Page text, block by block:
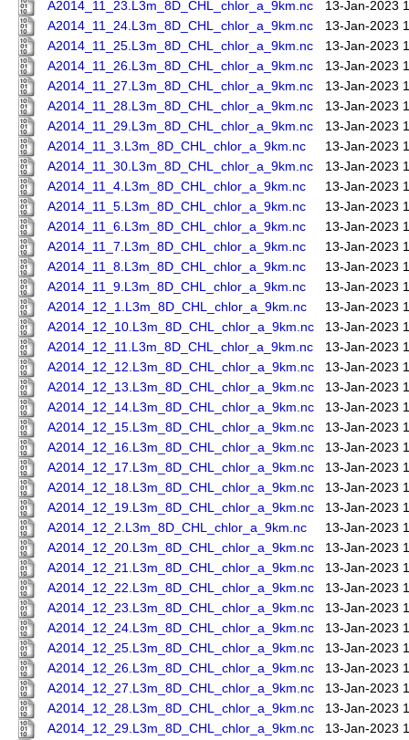
A2014_11_23.L3m_8D_CHL_chlor_a_9km.nc
13-Jan-2023
A2014_11_24.L3m_8D_CHL_chlor_a_9km.nc
13-Jan-2023
A2014_11_25.L3m_8D_CHL_chlor_a_9km.nc
13-Jan-2023
A2014_11_26.L3m_8D_CHL_chlor_a_9km.nc
13-Jan-2023
A2014_11_27.L3m_8D_CHL_chlor_a_9km.nc
13-Jan-2023
A2014_11_28.L3m_8D_CHL_chlor_a_9km.nc
13-Jan-2023
A2014_11_29.L3m_8D_CHL_chlor_a_9km.nc
13-Jan-2023
A2014_11_3.L3m_8D_CHL_chlor_a_9km.nc
13-Jan-2023
A2014_11_30.L3m_8D_CHL_chlor_a_9km.nc
13-Jan-2023
A2014_11_4.L3m_8D_CHL_chlor_a_9km.nc
13-Jan-2023
A2014_11_5.L3m_8D_CHL_chlor_a_9km.nc
13-Jan-2023
A2014_11_6.L3m_8D_CHL_chlor_a_9km.nc
13-Jan-2023
A2014_11_7.L3m_8D_CHL_chlor_a_9km.nc
13-Jan-2023
A2014_11_8.L3m_8D_CHL_chlor_a_9km.nc
13-Jan-2023
A2014_11_9.L3m_8D_CHL_chlor_a_9km.nc
13-Jan-2023
A2014_12_1.L3m_8D_CHL_chlor_a_9km.nc
13-Jan-2023
A2014_12_10.L3m_8D_CHL_chlor_a_9km.nc
13-Jan-2023
A2014_12_11.L3m_8D_CHL_chlor_a_9km.nc
13-Jan-2023
A2014_12_12.L3m_8D_CHL_chlor_a_9km.nc
13-Jan-2023
A2014_12_13.L3m_8D_CHL_chlor_a_9km.nc
13-Jan-2023
A2014_12_14.L3m_8D_CHL_chlor_a_9km.nc
13-Jan-2023
A2014_12_15.L3m_8D_CHL_chlor_a_9km.nc
13-Jan-2023
A2014_12_16.L3m_8D_CHL_chlor_a_9km.nc
13-Jan-2023
A2014_12_17.L3m_8D_CHL_chlor_a_9km.nc
13-Jan-2023
A2014_12_18.L3m_8D_CHL_chlor_a_9km.nc
13-Jan-2023
A2014_12_19.L3m_8D_CHL_chlor_a_9km.nc
13-Jan-2023
A2014_12_2.L3m_8D_CHL_chlor_a_9km.nc
13-Jan-2023
A2014_12_20.L3m_8D_CHL_chlor_a_9km.nc
13-Jan-2023
A2014_12_21.L3m_8D_CHL_chlor_a_9km.nc
13-Jan-2023
A2014_12_22.L3m_8D_CHL_chlor_a_9km.nc
13-Jan-2023
A2014_12_23.L3m_8D_CHL_chlor_a_9km.nc
13-Jan-2023
A2014_12_24.L3m_8D_CHL_chlor_a_9km.nc
13-Jan-2023
A2014_12_25.L3m_8D_CHL_chlor_a_9km.nc
13-Jan-2023
A2014_12_26.L3m_8D_CHL_chlor_a_9km.nc
13-Jan-2023
A2014_12_27.L3m_8D_CHL_chlor_a_9km.nc
13-Jan-2023
A2014_12_28.L3m_8D_CHL_chlor_a_9km.nc
13-Jan-2023
A2014_12_29.L3m_8D_CHL_chlor_a_9km.nc
13-Jan-2023